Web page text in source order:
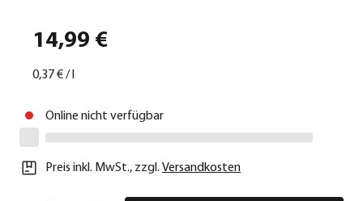
14,99 €
0,37 €/l
Online nicht verfügbar
Preis inkl. MwSt., zzgl. Versandkosten